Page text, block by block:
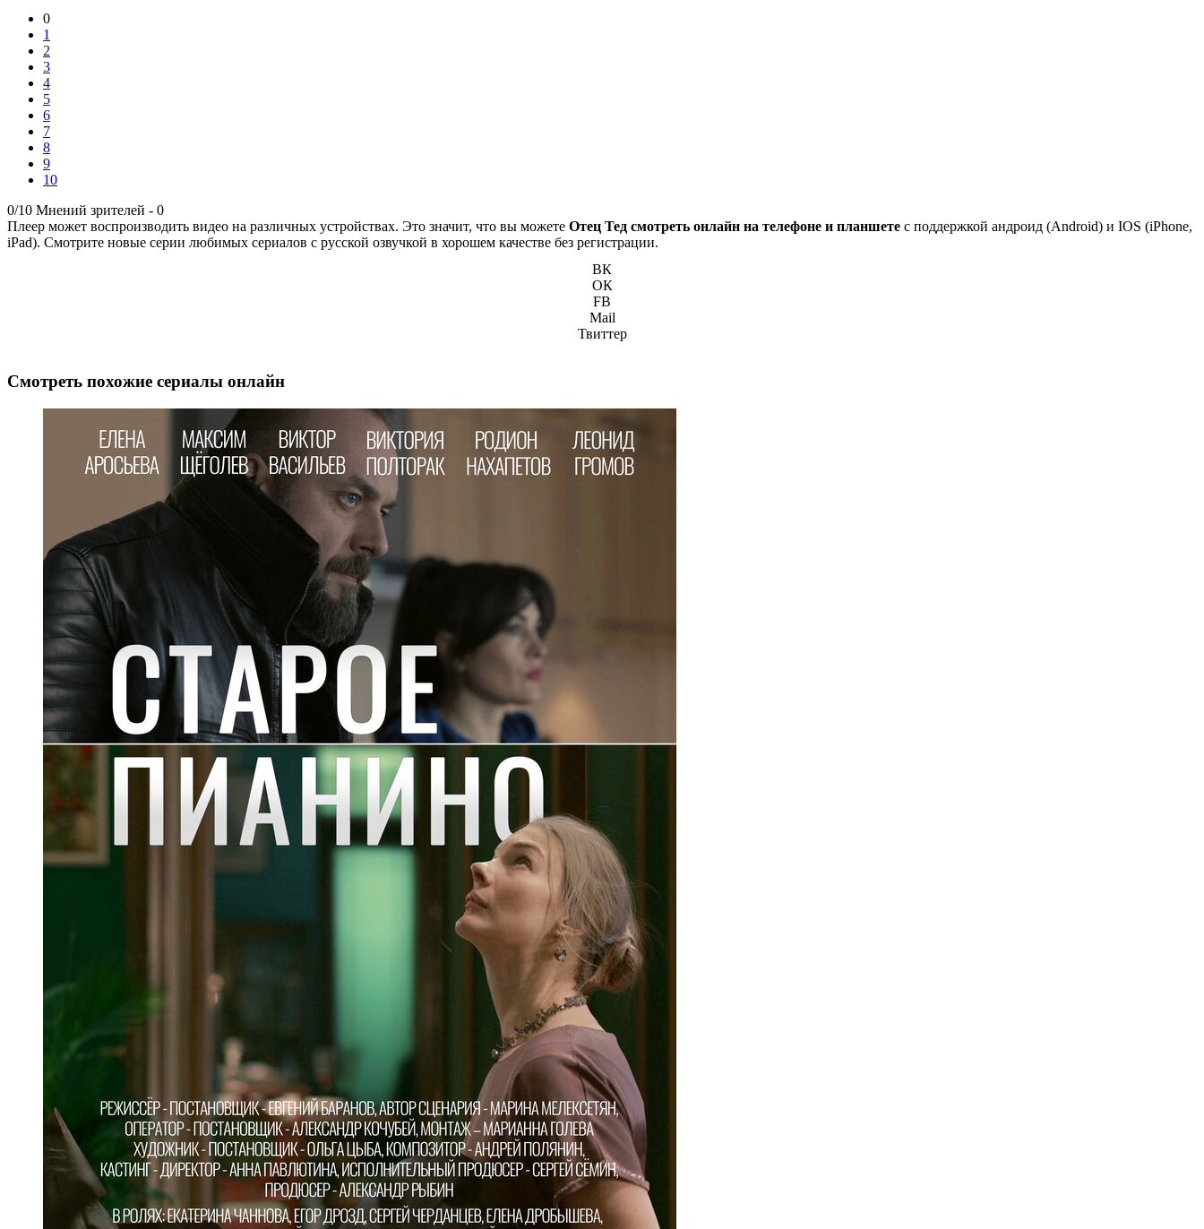
0
1
2
3
4
5
6
7
8
9
10
0/10 Мнений зрителей - 0
Плеер может воспроизводить видео на различных устройствах. Это значит, что вы можете Отец Тед смотреть онлайн на телефоне и планшете с поддержкой андроид (Android) и IOS (iPhone,
iPad). Смотрите новые серии любимых сериалов с русской озвучкой в хорошем качестве без регистрации.
ВК
ОК
FB
Mail
Твиттер
Смотреть похожие сериалы онлайн